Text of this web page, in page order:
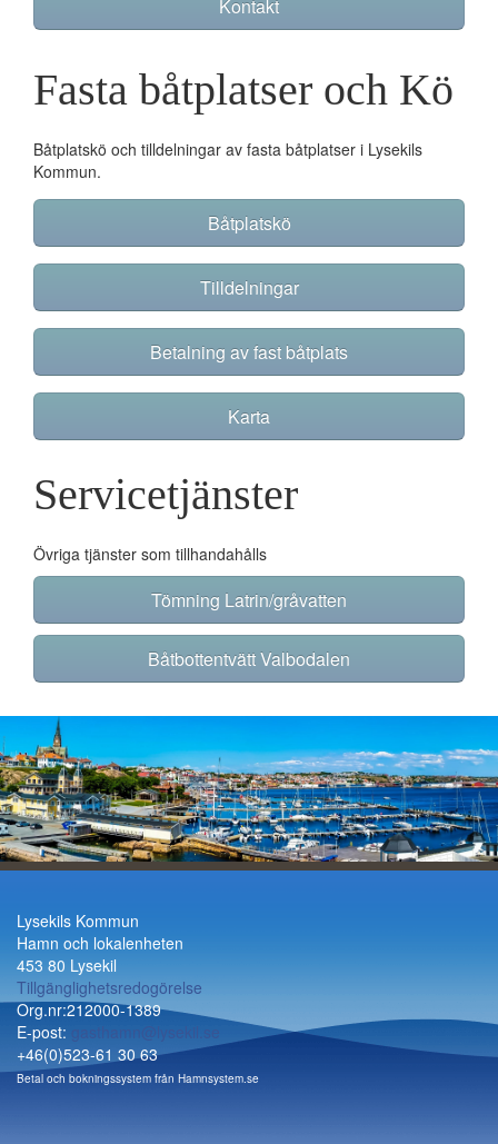
Kontakt
Fasta båtplatser och Kö
Båtplatskö och tilldelningar av fasta båtplatser i Lysekils
Kommun.
Båtplatskö
Tilldelningar
Betalning av fast båtplats
Karta
Servicetjänster
Övriga tjänster som tillhandahålls
Tömning Latrin/gråvatten
Båtbottentvätt Valbodalen
Lysekils Kommun
Hamn och lokalenheten
453 80 Lysekil
Tillgänglighetsredogörelse
Org.nr:212000-1389
E-post:
gasthamn@lysekil.se
+46(0)523-61 30 63
Betal och bokningssystem från Hamnsystem.se